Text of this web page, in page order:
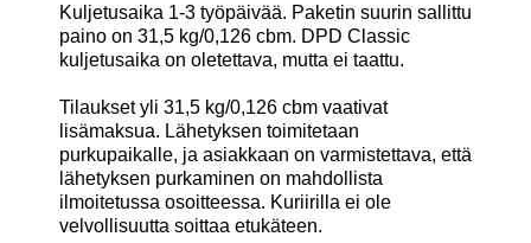
Kuljetusaika 1-3 työpäivää. Paketin suurin sallittu
paino on 31,5 kg/0,126 cbm. DPD Classic
kuljetusaika on oletettava, mutta ei taattu.
Tilaukset yli 31,5 kg/0,126 cbm vaativat
lisämaksua. Lähetyksen toimitetaan
purkupaikalle, ja asiakkaan on varmistettava, että
lähetyksen purkaminen on mahdollista
ilmoitetussa osoitteessa. Kuriirilla ei ole
velvollisuutta soittaa etukäteen.